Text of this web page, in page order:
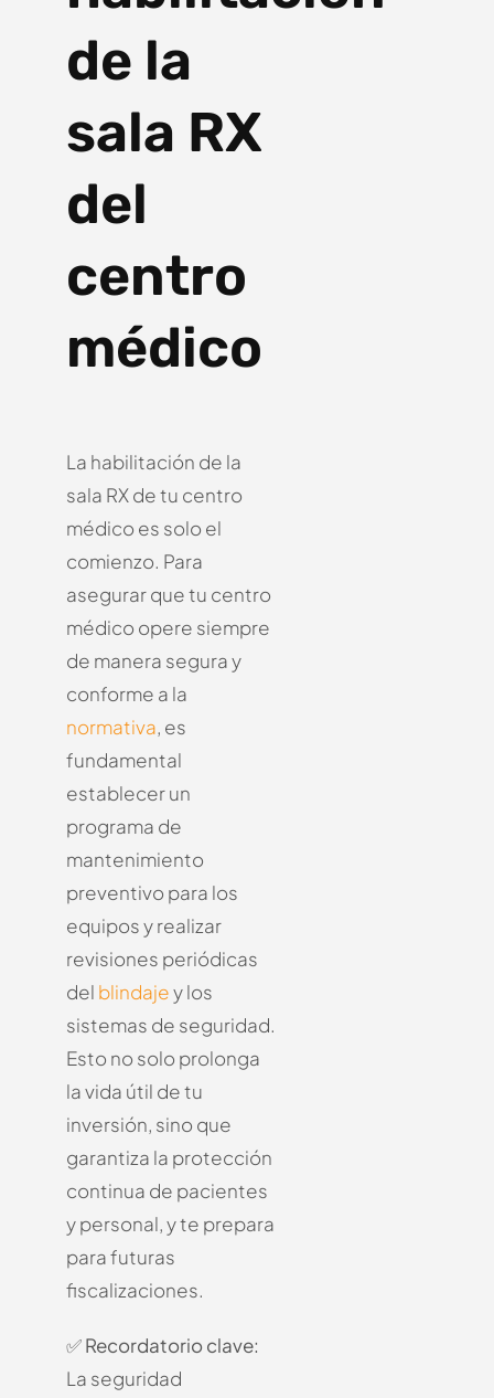
de la
sala RX
del
centro
médico
La habilitación de la
sala RX de tu centro
médico es solo el
comienzo. Para
asegurar que tu centro
médico opere siempre
de manera segura y
conforme a la
normativa, es
fundamental
establecer un
programa de
mantenimiento
preventivo para los
equipos y realizar
revisiones periódicas
del blindajey los
sistemas de seguridad.
Esto no solo prolonga
la vida útil de tu
inversión, sino que
garantiza la protección
continua de pacientes
y personal, y te prepara
para futuras
fiscalizaciones.
✅Recordatorio clave:
La seguridad